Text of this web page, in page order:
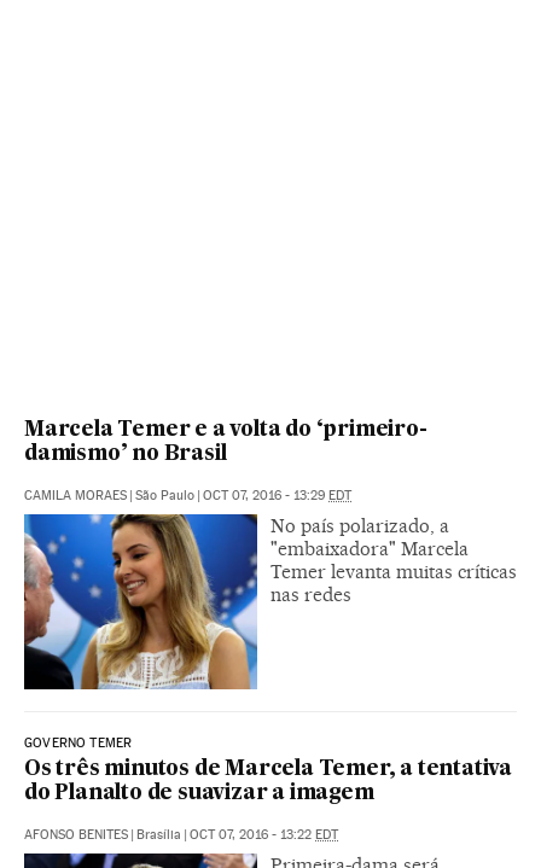
Marcela Temer e a volta do ‘primeiro-
damismo’ no Brasil
CAMILA MORAES | São Paulo | OCT 07, 2016 - 13:29 EDT
No país polarizado, a
"embaixadora" Marcela
Temer levanta muitas críticas
nas redes
GOVERNO TEMER
Os três minutos de Marcela Temer, a tentativa
do Planalto de suavizar a imagem
AFONSO BENITES | Brasília | OCT 07, 2016 - 13:22 EDT